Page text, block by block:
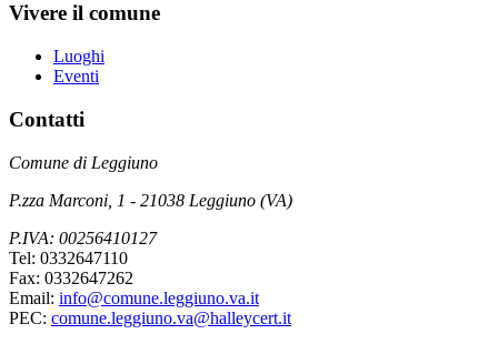
Vivere il comune
Luoghi
Eventi
Contatti
Comune di Leggiuno
P.zza Marconi, 1 - 21038 Leggiuno (VA)
P.IVA: 00256410127
Tel: 0332647110
Fax: 0332647262
Email: info@comune.leggiuno.va.it
PEC: comune.leggiuno.va@halleycert.it